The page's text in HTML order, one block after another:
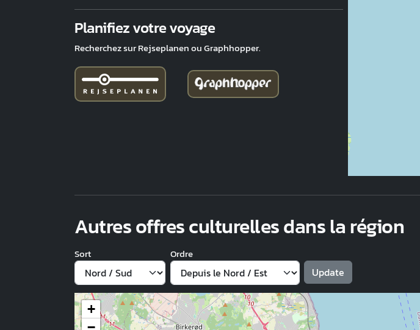
Planifiez votre voyage
Recherchez sur Rejseplanen ou Graphhopper.
Autres offres culturelles dans la région
Sort Ordre
+